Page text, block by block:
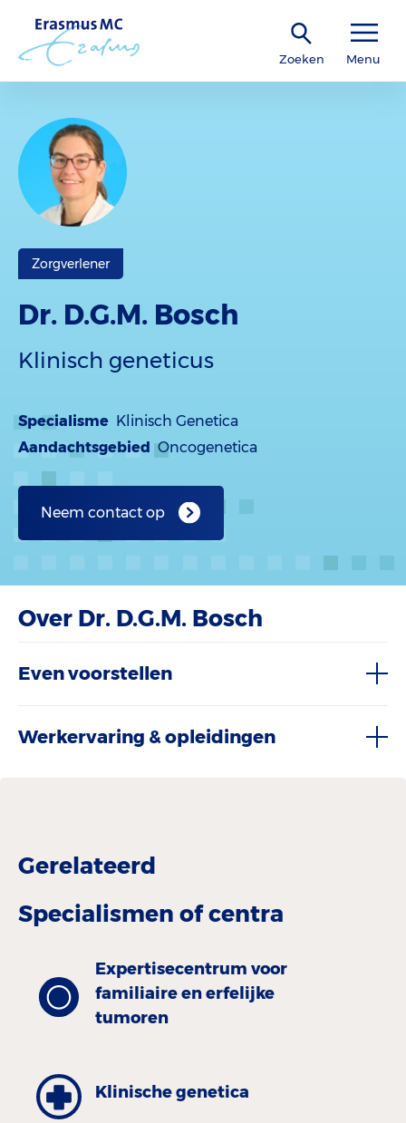
Zoeken Menu
Zorgverlener
Dr. D.G.M. Bosch
Klinisch geneticus
Specialisme Klinisch Genetica
Aandachtsgebied Oncogenetica
Neem contact op
Over Dr. D.G.M. Bosch
Even voorstellen
Werkervaring & opleidingen
Gerelateerd
Specialismen of centra
Expertisecentrum voor
familiaire en erfelijke
tumoren
Klinische genetica